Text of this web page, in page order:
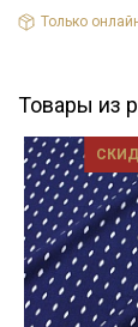
Только
Товары из